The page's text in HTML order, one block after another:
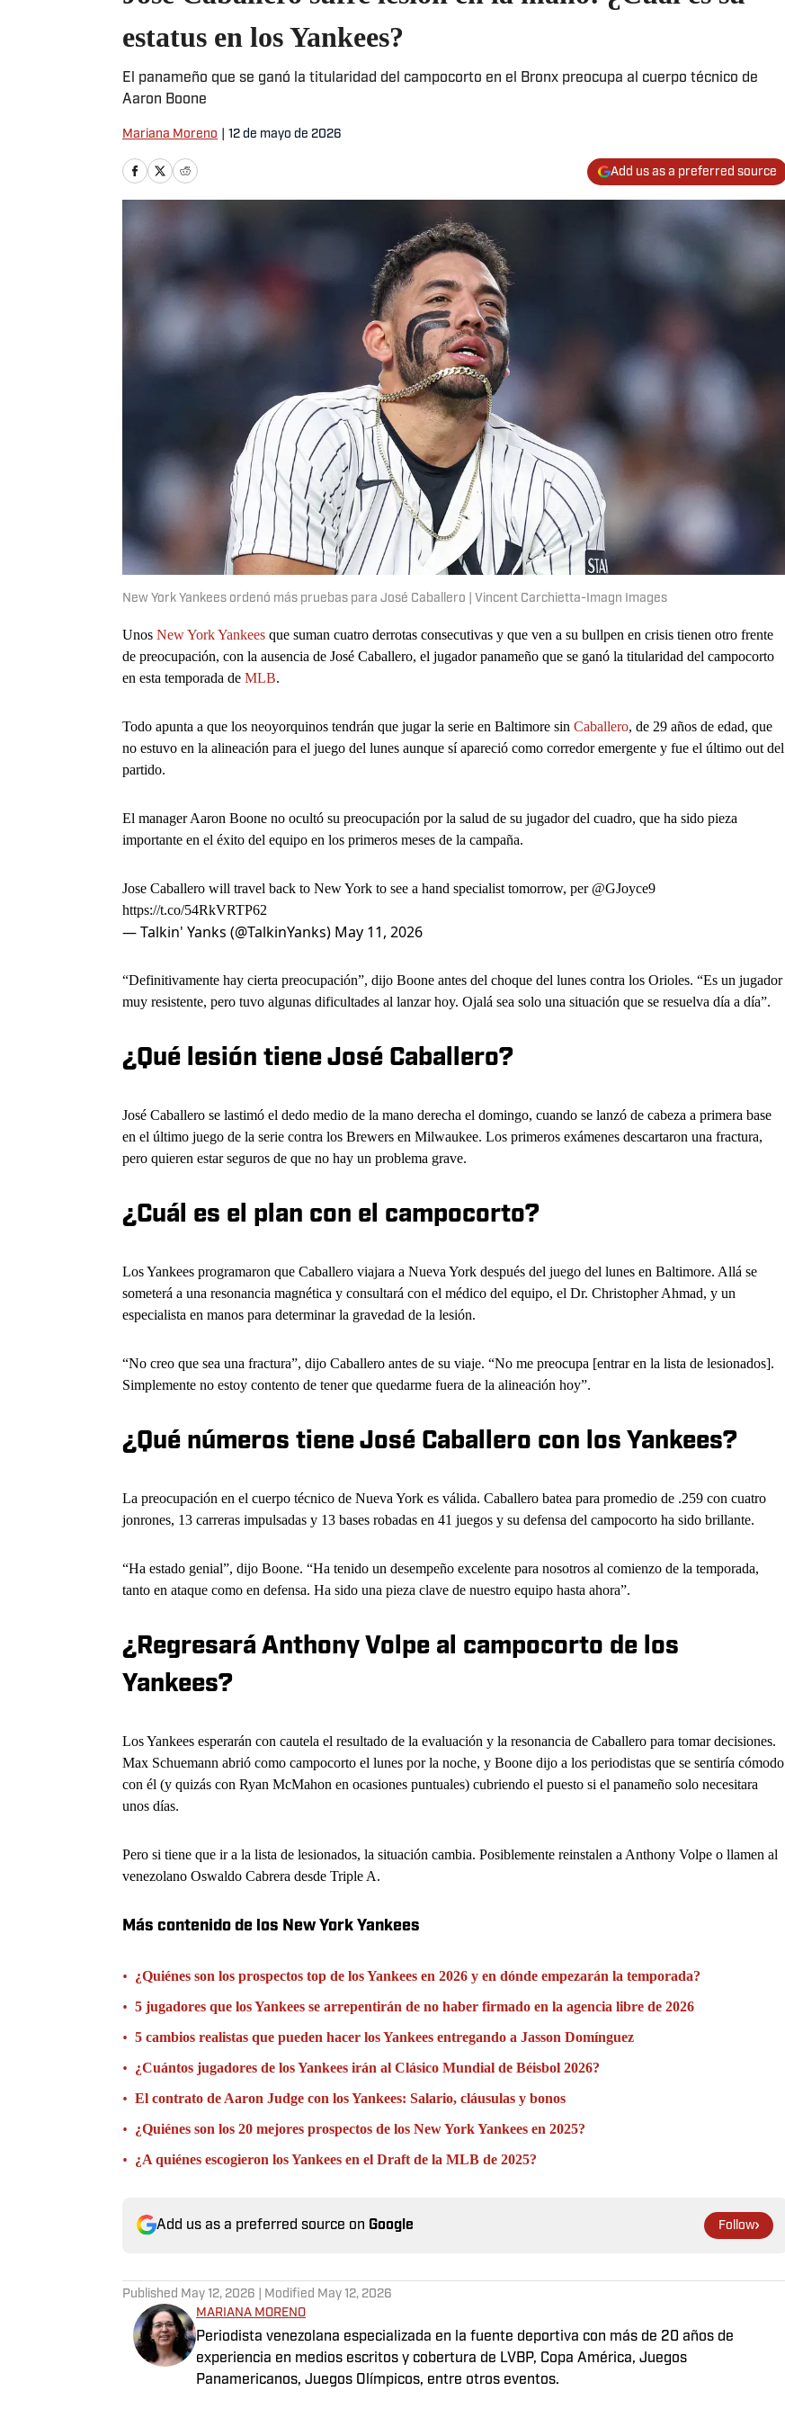
estatus en los Yankees?
El panameño que se ganó la titularidad del campocorto en el Bronx preocupa al cuerpo técnico de
Aaron Boone
Mariana Moreno 12 de mayo de 2026
Add us as a preferred source
New York Yankees ordenó más pruebas para José Caballero | Vincent Carchietta-Imagn Images
Unos New York Yankees que suman cuatro derrotas consecutivas y que ven a su bullpen en crisis tienen otro frente
de preocupación, con la ausencia de José Caballero, el jugador panameño que se ganó la titularidad del campocorto
en esta temporada de MLB.
Todo apunta a que los neoyorquinos tendrán que jugar la serie en Baltimore sin Caballero, de 29 años de edad, que
no estuvo en la alineación para el juego del lunes aunque sí apareció como corredor emergente y fue el último out del
partido.
El manager Aaron Boone no ocultó su preocupación por la salud de su jugador del cuadro, que ha sido pieza
importante en el éxito del equipo en los primeros meses de la campaña.
Jose Caballero will travel back to New York to see a hand specialist tomorrow, per @GJoyce9
https://t.co/54RkVRTP62
— Talkin' Yanks (@TalkinYanks) May 11, 2026
“Definitivamente hay cierta preocupación”, dijo Boone antes del choque del lunes contra los Orioles. “Es un jugador
muy resistente, pero tuvo algunas dificultades al lanzar hoy. Ojalá sea solo una situación que se resuelva día a día”.
¿Qué lesión tiene José Caballero?
José Caballero se lastimó el dedo medio de la mano derecha el domingo, cuando se lanzó de cabeza a primera base
en el último juego de la serie contra los Brewers en Milwaukee. Los primeros exámenes descartaron una fractura,
pero quieren estar seguros de que no hay un problema grave.
¿Cuál es el plan con el campocorto?
Los Yankees programaron que Caballero viajara a Nueva York después del juego del lunes en Baltimore. Allá se
someterá a una resonancia magnética y consultará con el médico del equipo, el Dr. Christopher Ahmad, y un
especialista en manos para determinar la gravedad de la lesión.
“No creo que sea una fractura”, dijo Caballero antes de su viaje. “No me preocupa [entrar en la lista de lesionados].
Simplemente no estoy contento de tener que quedarme fuera de la alineación hoy”.
¿Qué números tiene José Caballero con los Yankees?
La preocupación en el cuerpo técnico de Nueva York es válida. Caballero batea para promedio de .259 con cuatro
jonrones, 13 carreras impulsadas y 13 bases robadas en 41 juegos y su defensa del campocorto ha sido brillante.
“Ha estado genial”, dijo Boone. “Ha tenido un desempeño excelente para nosotros al comienzo de la temporada,
tanto en ataque como en defensa. Ha sido una pieza clave de nuestro equipo hasta ahora”.
¿Regresará Anthony Volpe al campocorto de los
Yankees?
Los Yankees esperarán con cautela el resultado de la evaluación y la resonancia de Caballero para tomar decisiones.
Max Schuemann abrió como campocorto el lunes por la noche, y Boone dijo a los periodistas que se sentiría cómodo
con él (y quizás con Ryan McMahon en ocasiones puntuales) cubriendo el puesto si el panameño solo necesitara
unos días.
Pero si tiene que ir a la lista de lesionados, la situación cambia. Posiblemente reinstalen a Anthony Volpe o llamen al
venezolano Oswaldo Cabrera desde Triple A.
Más contenido de los New York Yankees
• ¿Quiénes son los prospectos top de los Yankees en 2026 y en dónde empezarán la temporada?
• 5 jugadores que los Yankees se arrepentirán de no haber firmado en la agencia libre de 2026
• 5 cambios realistas que pueden hacer los Yankees entregando a Jasson Domínguez
• ¿Cuántos jugadores de los Yankees irán al Clásico Mundial de Béisbol 2026?
• El contrato de Aaron Judge con los Yankees: Salario, cláusulas y bonos
• ¿Quiénes son los 20 mejores prospectos de los New York Yankees en 2025?
• ¿A quiénes escogieron los Yankees en el Draft de la MLB de 2025?
Add us as a preferred source on Google Follow
Published May 12, 2026 | Modified May 12, 2026
MARIANA MORENO
Periodista venezolana especializada en la fuente deportiva con más de 20 años de
experiencia en medios escritos y cobertura de LVBP, Copa América, Juegos
Panamericanos, Juegos Olímpicos, entre otros eventos.